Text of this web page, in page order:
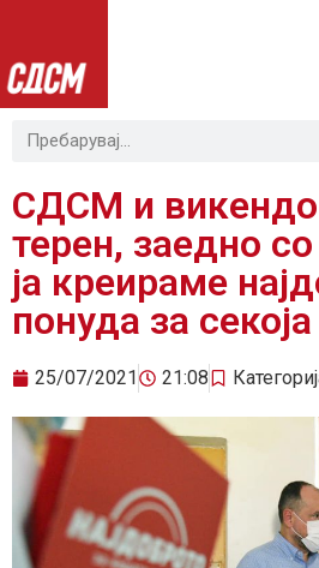
СДСМ и
терен, заедно
ја креираме
понуда за
25/07/2021 21:08